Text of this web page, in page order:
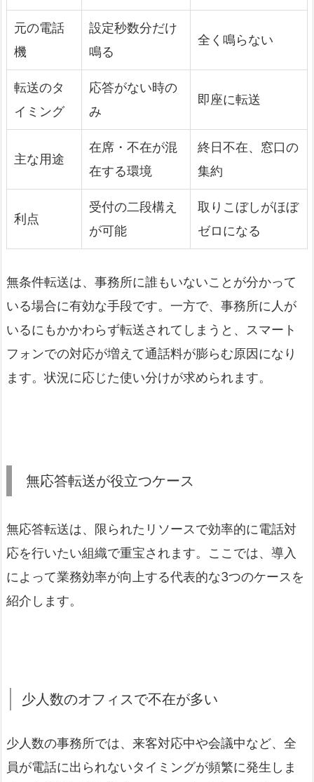
元の電話
機
設定秒数分だけ
鳴る
全く鳴らない
転送のタ
イミング
応答がない時の
み
即座に転送
主な用途
在席・不在が混
在する環境
終日不在、窓口の
集約
利点
受付の二段構え
が可能
取りこぼしがほぼ
ゼロになる
無条件転送は、事務所に誰もいないことが分かって
いる場合に有効な手段です。一方で、事務所に人が
いるにもかかわらず転送されてしまうと、スマート
フォンでの対応が増えて通話料が膨らむ原因になり
ます。状況に応じた使い分けが求められます。
無応答転送が役立つケース
無応答転送は、限られたリソースで効率的に電話対
応を行いたい組織で重宝されます。ここでは、導入
によって業務効率が向上する代表的な3つのケースを
紹介します。
少人数のオフィスで不在が多い
少人数の事務所では、来客対応中や会議中など、全
員が電話に出られないタイミングが頻繁に発生しま